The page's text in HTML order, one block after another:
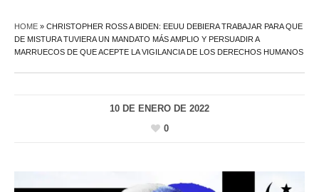
HOME » CHRISTOPHER ROSS A BIDEN: EEUU DEBIERA TRABAJAR PARA QUE
DE MISTURA TUVIERA UN MANDATO MÁS AMPLIO Y PERSUADIR A
MARRUECOS DE QUE ACEPTE LA VIGILANCIA DE LOS DERECHOS HUMANOS
10 DE ENERO DE 2022
0